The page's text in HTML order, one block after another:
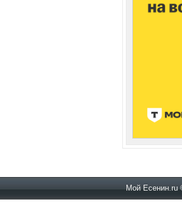
Мой Есенин.ru